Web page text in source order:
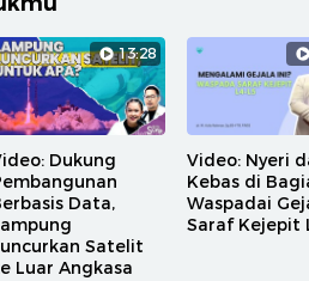
13:28
Dukung
Data,
Satelit
Luar Angkasa
Video: Nyeri
Kebas di
Waspadai
Saraf Kejepit